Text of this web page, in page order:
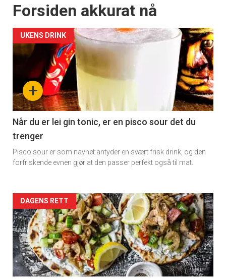
Forsiden akkurat nå
+
UKENS DRINK
Når du er lei gin tonic, er en pisco sour det du
trenger
Pisco sour er som navnet antyder en svært frisk drink, og den
forfriskende evnen gjør at den passer perfekt også til mat.
Forsiden
akkurat
nå
-
DAGENS RETT